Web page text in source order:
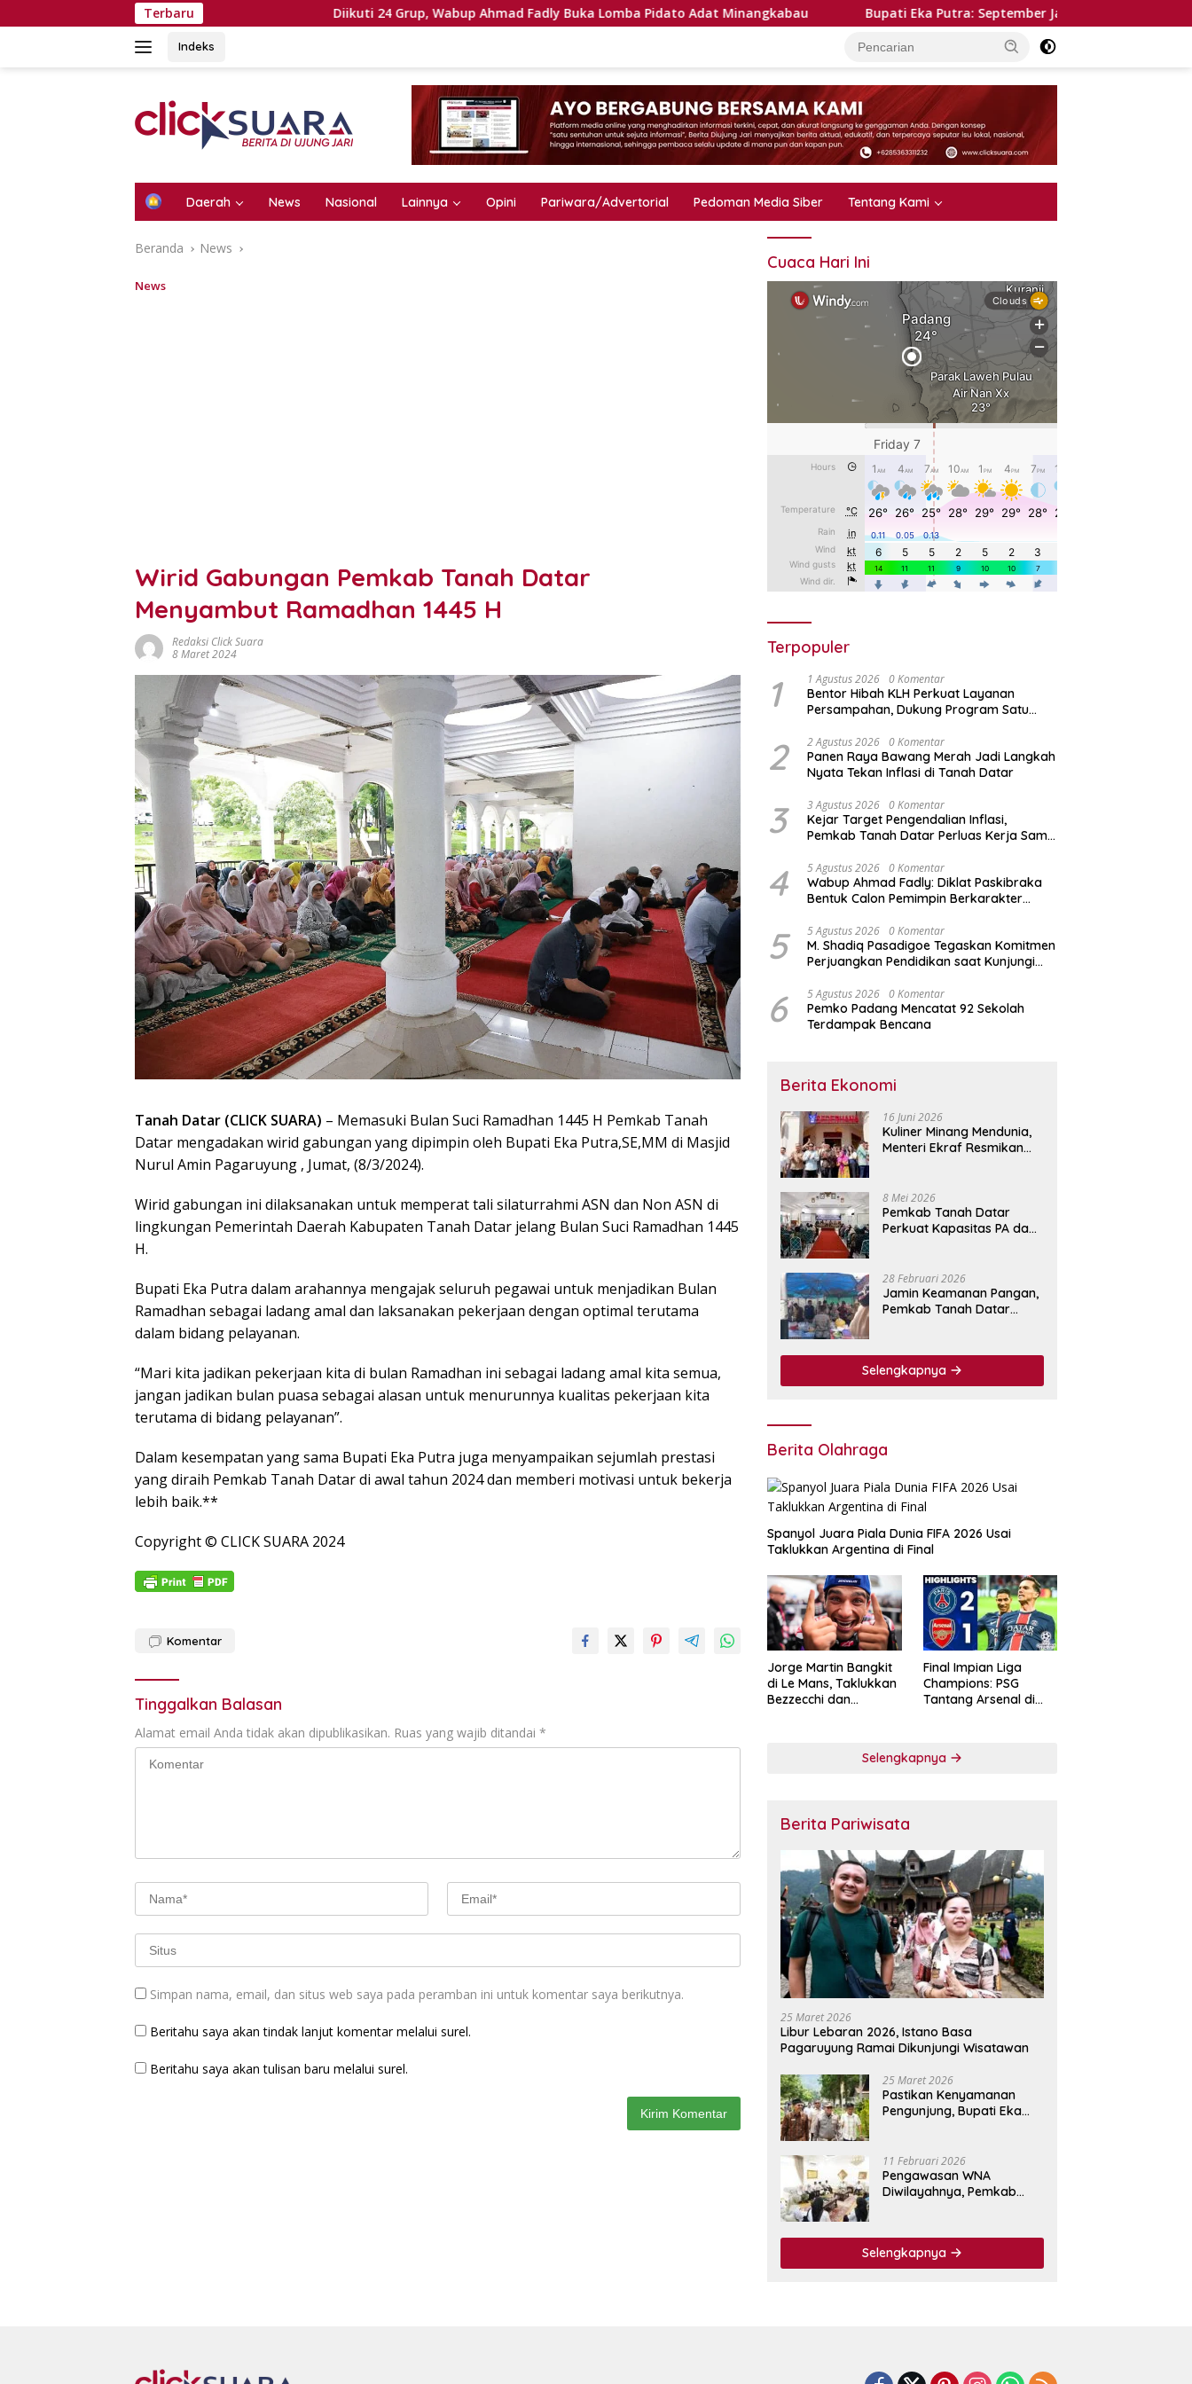
ke
Terbaru Diikuti 24 Grup, Wabup Ahmad Fadly Buka Lomba Pidato Adat Minangkabau Bupati Eka Putra: September Jadi Momentum Dua Agenda
Indeks
H
e
Daerah News Nasional Lainnya Opini Pariwara/Advertorial Pedoman Media Siber Tentang Kami
Beranda News
News
Wirid Gabungan Pemkab Tanah Datar
Menyambut Ramadhan 1445 H
Redaksi Click Suara
8 Maret 2024
Tanah Datar (CLICK SUARA) – Memasuki Bulan Suci Ramadhan 1445 H Pemkab Tanah
Datar mengadakan wirid gabungan yang dipimpin oleh Bupati Eka Putra,SE,MM di Masjid
Nurul Amin Pagaruyung , Jumat, (8/3/2024).
Wirid gabungan ini dilaksanakan untuk memperat tali silaturrahmi ASN dan Non ASN di
lingkungan Pemerintah Daerah Kabupaten Tanah Datar jelang Bulan Suci Ramadhan 1445
H.
Bupati Eka Putra dalam arahannya mengajak seluruh pegawai untuk menjadikan Bulan
Ramadhan sebagai ladang amal dan laksanakan pekerjaan dengan optimal terutama
dalam bidang pelayanan.
“Mari kita jadikan pekerjaan kita di bulan Ramadhan ini sebagai ladang amal kita semua,
jangan jadikan bulan puasa sebagai alasan untuk menurunnya kualitas pekerjaan kita
terutama di bidang pelayanan”.
Dalam kesempatan yang sama Bupati Eka Putra juga menyampaikan sejumlah prestasi
yang diraih Pemkab Tanah Datar di awal tahun 2024 dan memberi motivasi untuk bekerja
lebih baik.**
Copyright © CLICK SUARA 2024
Komentar
Tinggalkan Balasan
Alamat email Anda tidak akan dipublikasikan. Ruas yang wajib ditandai *
Simpan nama, email, dan situs web saya pada peramban ini untuk komentar saya berikutnya.
Beritahu saya akan tindak lanjut komentar melalui surel.
Beritahu saya akan tulisan baru melalui surel.
Cuaca Hari Ini
Terpopuler
1 1 Agustus 2026 0 Komentar
Bentor Hibah KLH Perkuat Layanan
Persampahan, Dukung Program Satu
2 2 Agustus 2026 0 Komentar
Panen Raya Bawang Merah Jadi Langkah
Nyata Tekan Inflasi di Tanah Datar
3 3 Agustus 2026 0 Komentar
Kejar Target Pengendalian Inflasi,
Pemkab Tanah Datar Perluas Kerja Sama
4 5 Agustus 2026 0 Komentar
Wabup Ahmad Fadly: Diklat Paskibraka
Bentuk Calon Pemimpin Berkarakter
5 5 Agustus 2026 0 Komentar
M. Shadiq Pasadigoe Tegaskan Komitmen
Perjuangkan Pendidikan saat Kunjungi
6 5 Agustus 2026 0 Komentar
Pemko Padang Mencatat 92 Sekolah
Terdampak Bencana
Berita Ekonomi
16 Juni 2026
Kuliner Minang Mendunia,
Menteri Ekraf Resmikan
8 Mei 2026
Pemkab Tanah Datar
Perkuat Kapasitas PA dan
Jasa.
28 Februari 2026
Jamin Keamanan Pangan,
Pemkab Tanah Datar
Pabukoan
Selengkapnya
Berita Olahraga
Spanyol Juara Piala Dunia FIFA 2026 Usai
Taklukkan Argentina di Final
Jorge Martin Bangkit
di Le Mans, Taklukkan
Bezzecchi dan
Final Impian Liga
Champions: PSG
Tantang Arsenal di
Selengkapnya
Berita Pariwisata
25 Maret 2026
Libur Lebaran 2026, Istano Basa
Pagaruyung Ramai Dikunjungi Wisatawan
25 Maret 2026
Pastikan Kenyamanan
Pengunjung, Bupati Eka
Pagaruyuang
11 Februari 2026
Pengawasan WNA
Diwilayahnya, Pemkab
Imigrasi Kelas I Non TPI
Agam
Selengkapnya